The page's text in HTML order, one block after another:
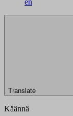
en
Translate
Käännä